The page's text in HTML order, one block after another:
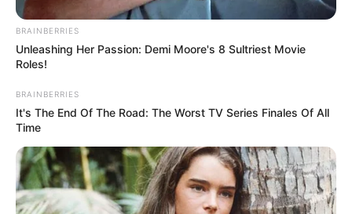
BRAINBERRIES
Unleashing Her Passion: Demi Moore's 8 Sultriest Movie
Roles!
BRAINBERRIES
It's The End Of The Road: The Worst TV Series Finales Of All
Time